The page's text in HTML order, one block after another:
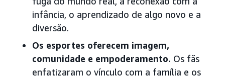
infância, o aprendizado de algo novo e a
diversão.
Os esportes oferecem imagem,
comunidade e empoderamento. Os fãs
enfatizaram o vínculo com a família e os